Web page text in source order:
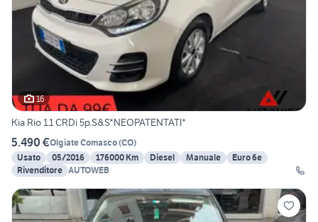
16
Kia Rio 1.1 CRDi 5p.S&S*NEOPATENTATI*
5.490 €Olgiate Comasco(CO)
Usato
05/2016 176000 Km Diesel Manuale
Euro 6e
Rivenditore AUTOWEB